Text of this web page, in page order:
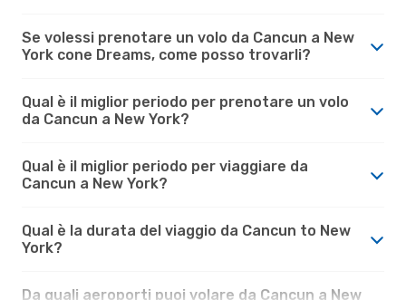
Se volessi prenotare un volo da Cancun a New
York cone Dreams, come posso trovarli?
Qual è il miglior periodo per prenotare un volo
da Cancun a New York?
Qual è il miglior periodo per viaggiare da
Cancun a New York?
Qual è la durata del viaggio da Cancun to New
York?
Da quali aeroporti puoi volare da Cancun a New